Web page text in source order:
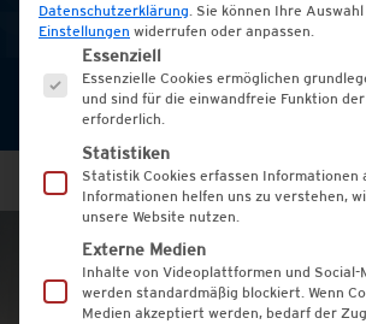
Medizinprodukte,
und Fitness
Datenschutzerklärung. Sie können Ihre
Einstellungen widerrufen oder anpassen.
Es folgt eine Liste der Service-
Essenziell
Essenzielle Cookies ermöglichen
und sind für die einwandfreie Funktion der
erforderlich.
Statistiken
Statistik Cookies erfassen Informationen
Informationen helfen uns zu verstehen,
unsere Website nutzen.
Externe Medien
Inhalte von Videoplattformen und Social-
werden standardmäßig blockiert. Wenn
Medien akzeptiert werden, bedarf der